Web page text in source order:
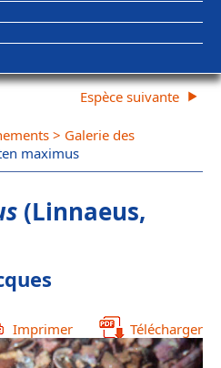
> Galerie des
maximus
Espèce suivante
(Linnaeus,
Imprimer Télécharger